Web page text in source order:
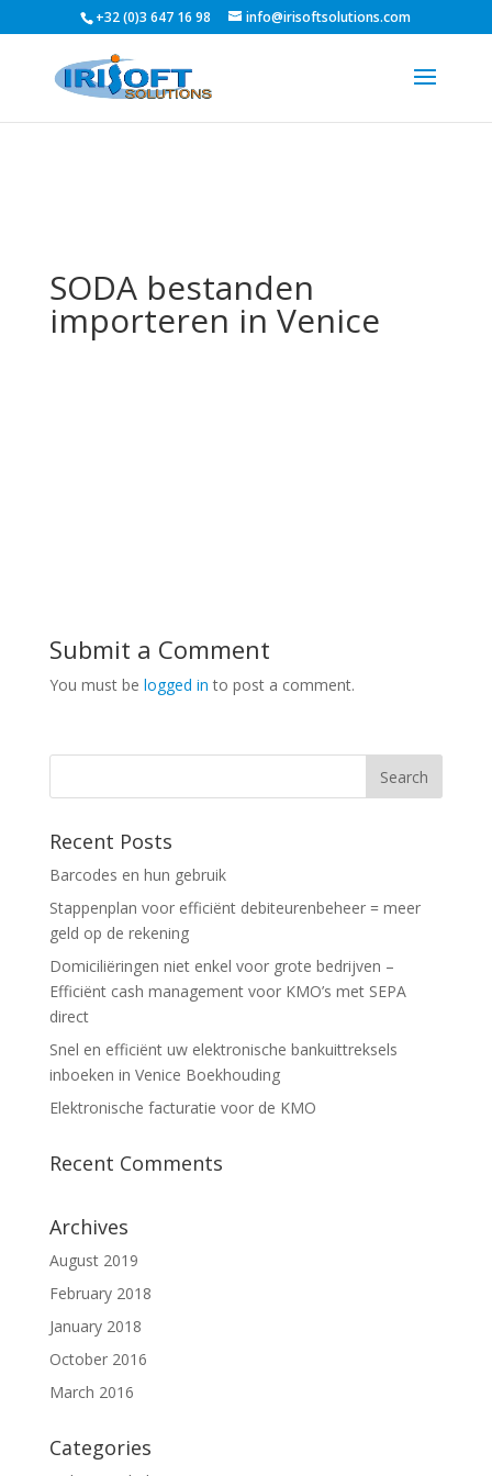
+32 (0)3 647 16 98 info@irisoftsolutions.com
SODA bestanden
importeren in Venice
Submit a Comment
You must be logged in to post a comment.
Recent Posts
Barcodes en hun gebruik
Stappenplan voor efficiënt debiteurenbeheer = meer
geld op de rekening
Domiciliëringen niet enkel voor grote bedrijven –
Efficiënt cash management voor KMO’s met SEPA
direct
Snel en efficiënt uw elektronische bankuittreksels
inboeken in Venice Boekhouding
Elektronische facturatie voor de KMO
Recent Comments
Archives
August 2019
February 2018
January 2018
October 2016
March 2016
Categories